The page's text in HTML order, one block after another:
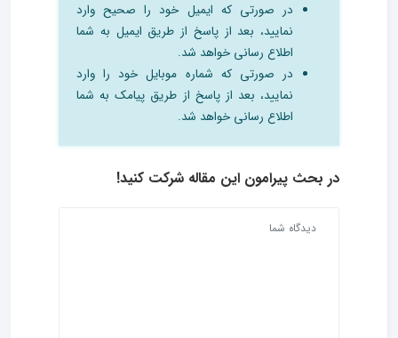
در صورتی که ایمیل خود را صحیح وارد
نمایید، بعد از پاسخ از طریق ایمیل به شما
اطلاع رسانی خواهد شد.
در صورتی که شماره موبایل خود را وارد
نمایید، بعد از پاسخ از طریق پیامک به شما
اطلاع رسانی خواهد شد.
در بحث‌ پیرامون این مقاله شرکت کنید!